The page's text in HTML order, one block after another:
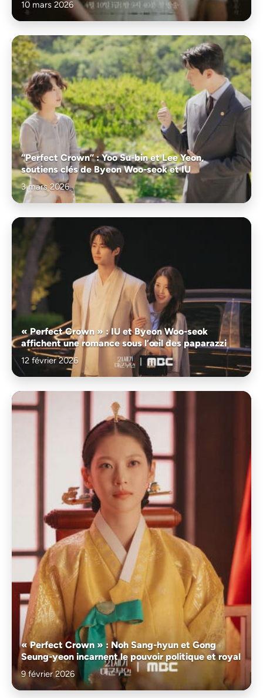
10 mars 2026
“Perfect Crown” : Yoo Su-bin et Lee Yeon,
soutiens clés de Byeon Woo-seok et IU
3 mars 2026
« Perfect Crown » : IU et Byeon Woo-seok
affichent une romance sous l’œil des paparazzi
12 février 2026
« Perfect Crown » : Noh Sang-hyun et Gong
Seung-yeon incarnent le pouvoir politique et royal
9 février 2026